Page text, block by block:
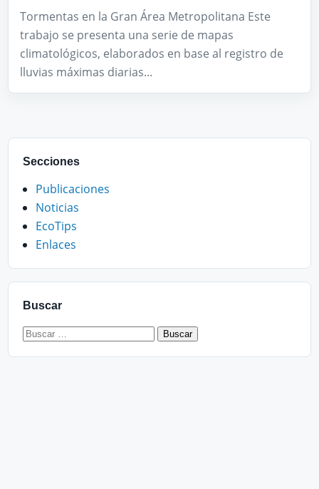
Tormentas en la Gran Área Metropolitana Este
trabajo se presenta una serie de mapas
climatológicos, elaborados en base al registro de
lluvias máximas diarias...
Secciones
Publicaciones
Noticias
EcoTips
Enlaces
Buscar
Buscar: